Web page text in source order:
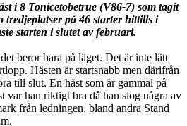
i 8 Tonicetobetrue (V86-7) som tagit
tredjeplatser på 46 starter hittills i
starten i slutet av februari.
beror bara på läget. Det är inte lätt
Hästen är startsnabb men därifrån
till slut. En häst som är gammal på
var han riktigt bra då han slog några av
från ledningen, bland andra Stand